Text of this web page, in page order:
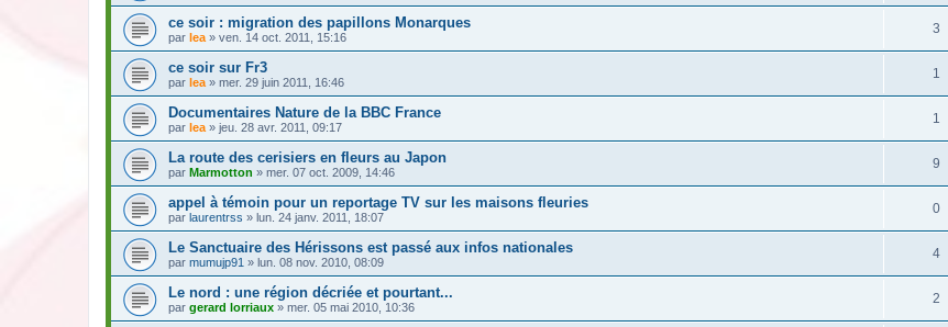
ce soir : migration des papillons Monarques
par lea » ven. 14 oct. 2011, 15:16
3
ce soir sur Fr3
par lea » mer. 29 juin 2011, 16:46
1
Documentaires Nature de la BBC France
par lea » jeu. 28 avr. 2011, 09:17
1
La route des cerisiers en fleurs au Japon
par Marmotton » mer. 07 oct. 2009, 14:46
9
appel à témoin pour un reportage TV sur les maisons fleuries
par laurentrss » lun. 24 janv. 2011, 18:07
0
Le Sanctuaire des Hérissons est passé aux infos nationales
par mumujp91 » lun. 08 nov. 2010, 08:09
4
Le nord : une région décriée et pourtant...
par gerard lorriaux » mer. 05 mai 2010, 10:36
2